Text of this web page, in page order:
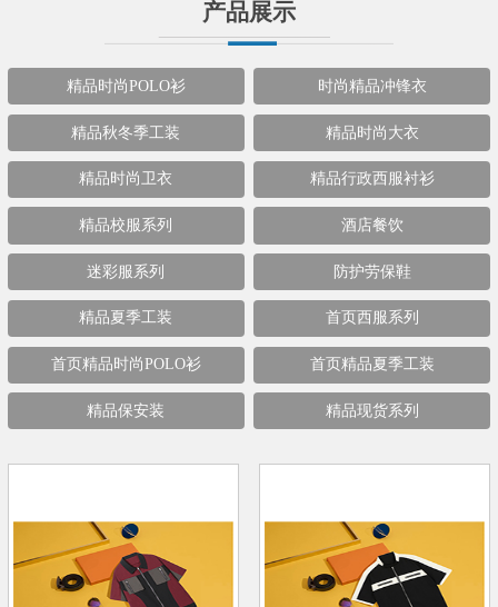
产品展示
精品时尚POLO衫 时尚精品冲锋衣
精品秋冬季工装 精品时尚大衣
精品时尚卫衣 精品行政西服衬衫
精品校服系列 酒店餐饮
迷彩服系列 防护劳保鞋
精品夏季工装 首页西服系列
首页精品时尚POLO衫 首页精品夏季工装
精品保安装 精品现货系列